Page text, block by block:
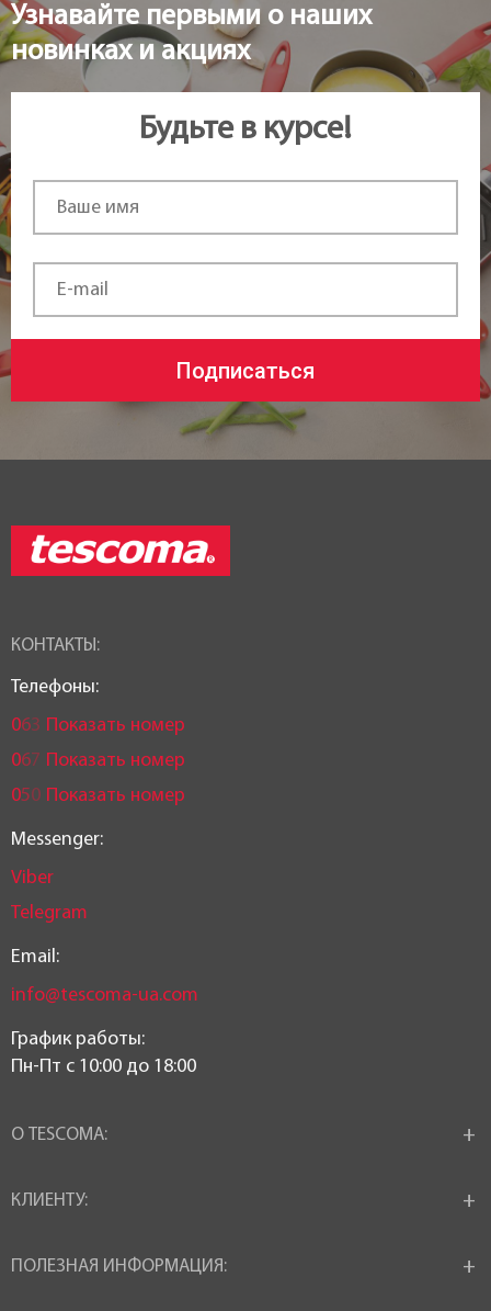
Статус товара:
Под заказ
Страна регистрация бренда:
Узнавайте первыми о наших
новинках и акциях
Будьте в курсе!
Подписаться
КОНТАКТЫ:
Телефоны:
063 Показать номер
067 Показать номер
050 Показать номер
Messenger:
Viber
Telegram
Email:
info@tescoma-ua.com
График работы:
Пн-Пт c 10:00 до 18:00
О TESCOMA:
КЛИЕНТУ:
ПОЛЕЗНАЯ ИНФОРМАЦИЯ: